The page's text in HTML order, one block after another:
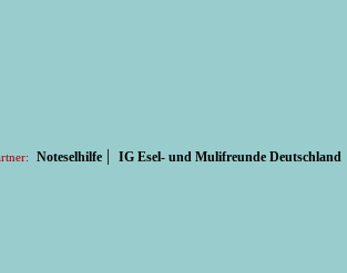
Noteselhilfe | IG Esel- und Mulifreunde Deutschland